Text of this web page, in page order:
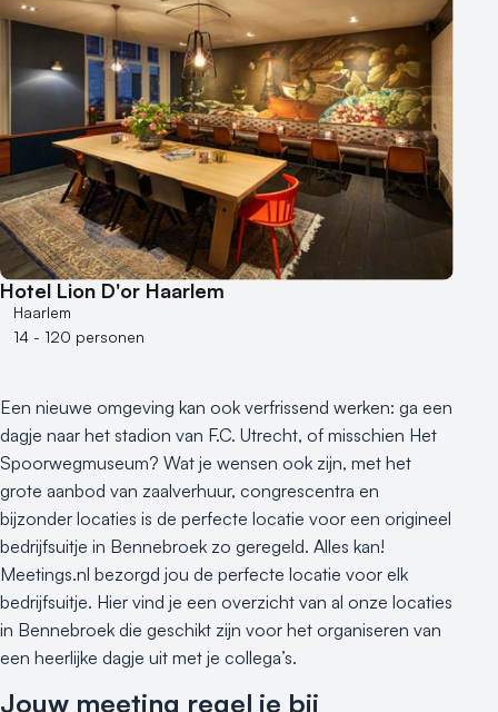
Hotel Lion D'or Haarlem
Haarlem
14 - 120 personen
Een nieuwe omgeving kan ook verfrissend werken: ga een
dagje naar het stadion van F.C. Utrecht, of misschien Het
Spoorwegmuseum? Wat je wensen ook zijn, met het
grote aanbod van zaalverhuur, congrescentra en
bijzonder locaties is de perfecte locatie voor een origineel
bedrijfsuitje in Bennebroek zo geregeld. Alles kan!
Meetings.nl bezorgd jou de perfecte locatie voor elk
bedrijfsuitje. Hier vind je een overzicht van al onze locaties
in Bennebroek die geschikt zijn voor het organiseren van
een heerlijke dagje uit met je collega’s.
Jouw meeting regel je bij